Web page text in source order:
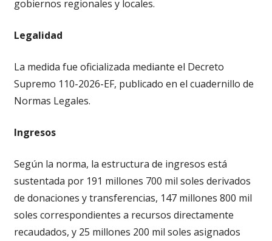
gobiernos regionales y locales.
Legalidad
La medida fue oficializada mediante el Decreto
Supremo 110-2026-EF, publicado en el cuadernillo de
Normas Legales.
Ingresos
Según la norma, la estructura de ingresos está
sustentada por 191 millones 700 mil soles derivados
de donaciones y transferencias, 147 millones 800 mil
soles correspondientes a recursos directamente
recaudados, y 25 millones 200 mil soles asignados